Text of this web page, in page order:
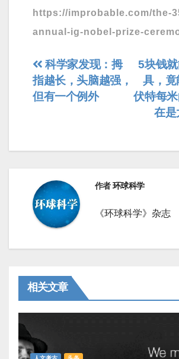
https://improbable.com/the-
annual-ig-nobel-prize-
文
章
5块钱
具，
伏特每
在是
科学家发现：拇
指越长，头脑越强，
但有一个例外
作者环球科学
《环球科学》杂志
相关文章